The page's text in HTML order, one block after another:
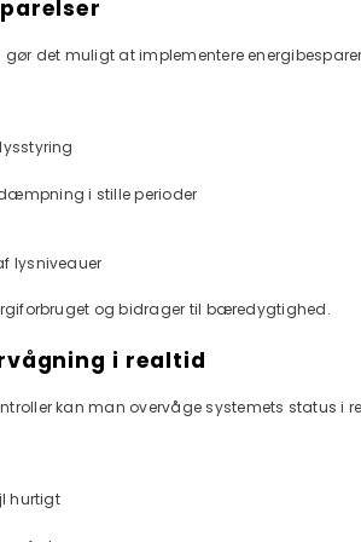
gør det muligt at implementere
i stille perioder
lysniveauer
og bidrager til bæredygtighed.
i realtid
kan man overvåge systemets status i
hurtigt